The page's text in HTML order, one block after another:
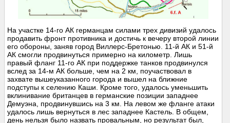
На участке 14-го АК германцам силами трех дивизий удалось
продавить фронт противника и достичь к вечеру второй линии
его обороны, заняв город Виллерс-Бретонью. 11-й АК и 51-й
АК смогли продвинуться примерно на километр. Лишь
правый фланг 11-го АК при поддержке танков продвинулся
вслед за 14-м АК больше, чем на 2 км, поучаствовал в
захвате вышеуказанного города и вышел на ближние
подступы к селению Каши. Кроме того, удалось уменьшить
вклинивание британцев в германские позиции западнее
Демуэна, продвинувшись на 3 км. На левом же фланге атаки
удалось лишь вернуться в лес западнее Кастель. В общем,
день нельзя было назвать провальным, но результат был,